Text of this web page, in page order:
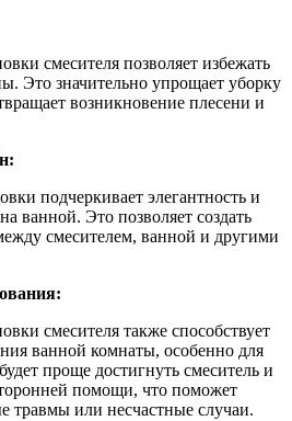
смесителя позволяет избежать
Это значительно упрощает уборку
возникновение плесени и
подчеркивает элегантность и
ванной. Это позволяет создать
смесителем, ванной и другими
смесителя также способствует
ванной комнаты, особенно для
проще достигнуть смеситель и
помощи, что поможет
травмы или несчастные случаи.